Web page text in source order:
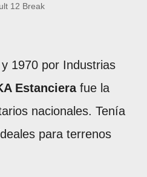
12 Break
1970 por Industrias
Estancierafue la
nacionales. Tenía
para terrenos